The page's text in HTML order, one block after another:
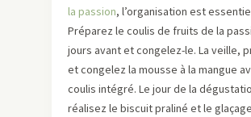
la passion, l’organisation est
Préparez le coulis de fruits de la
jours avant et congelez-le. La veille,
et congelez la mousse à la mangue
coulis intégré. Le jour de la
réalisez le biscuit praliné et le